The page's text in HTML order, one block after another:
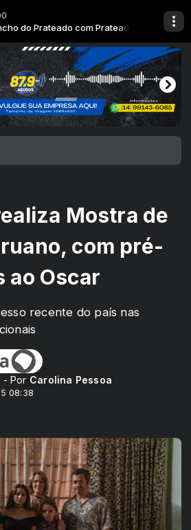
do Prateado com Prateado
(Adalberto e Adriano) - Amor
Mostra de
com pré-
ao Oscar
recente do país nas
- Por Carolina Pessoa
08:38